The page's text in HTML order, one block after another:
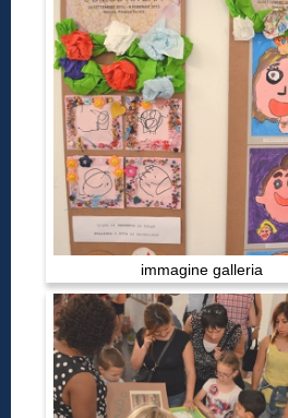
immagine galleria